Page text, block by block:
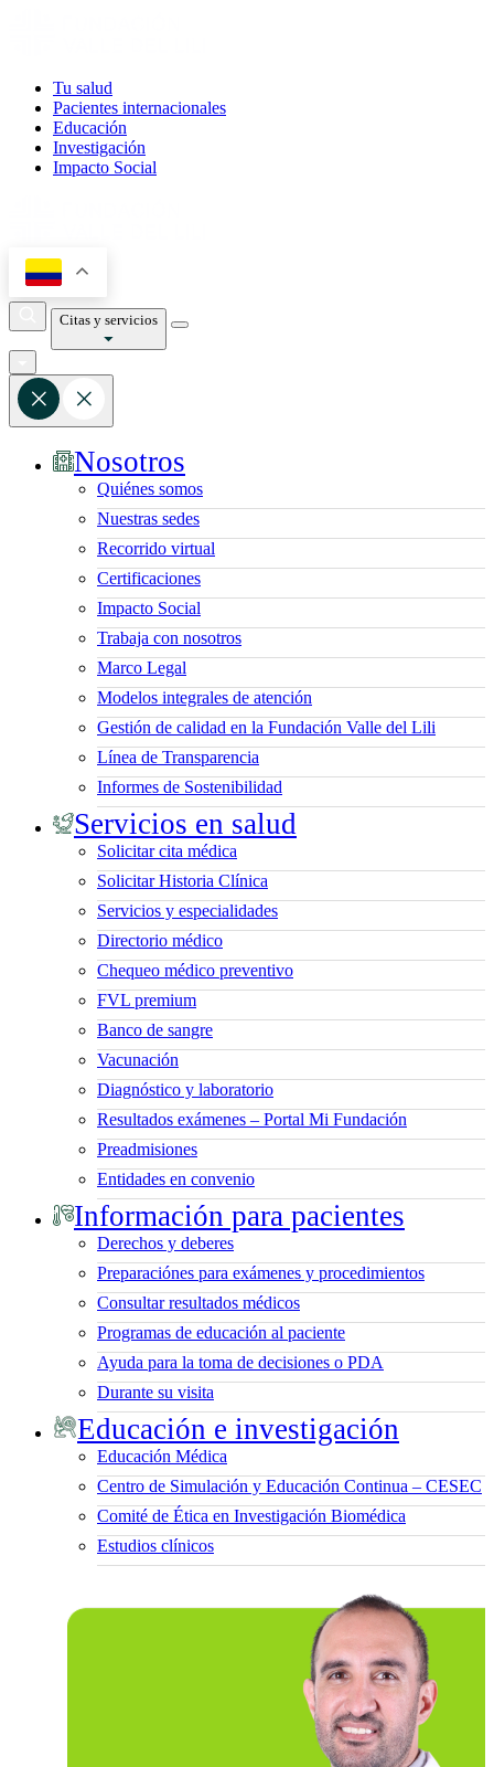
Tu salud
Pacientes internacionales
Educación
Investigación
Impacto Social
Citas y servicios
Nosotros
Quiénes somos
Nuestras sedes
Recorrido virtual
Certificaciones
Impacto Social
Trabaja con nosotros
Marco Legal
Modelos integrales de atención
Gestión de calidad en la Fundación Valle del Lili
Línea de Transparencia
Informes de Sostenibilidad
Servicios en salud
Solicitar cita médica
Solicitar Historia Clínica
Servicios y especialidades
Directorio médico
Chequeo médico preventivo
FVL premium
Banco de sangre
Vacunación
Diagnóstico y laboratorio
Resultados exámenes – Portal Mi Fundación
Preadmisiones
Entidades en convenio
Información para pacientes
Derechos y deberes
Preparaciónes para exámenes y procedimientos
Consultar resultados médicos
Programas de educación al paciente
Ayuda para la toma de decisiones o PDA
Durante su visita
Educación e investigación
Educación Médica
Centro de Simulación y Educación Continua – CESEC
Comité de Ética en Investigación Biomédica
Estudios clínicos